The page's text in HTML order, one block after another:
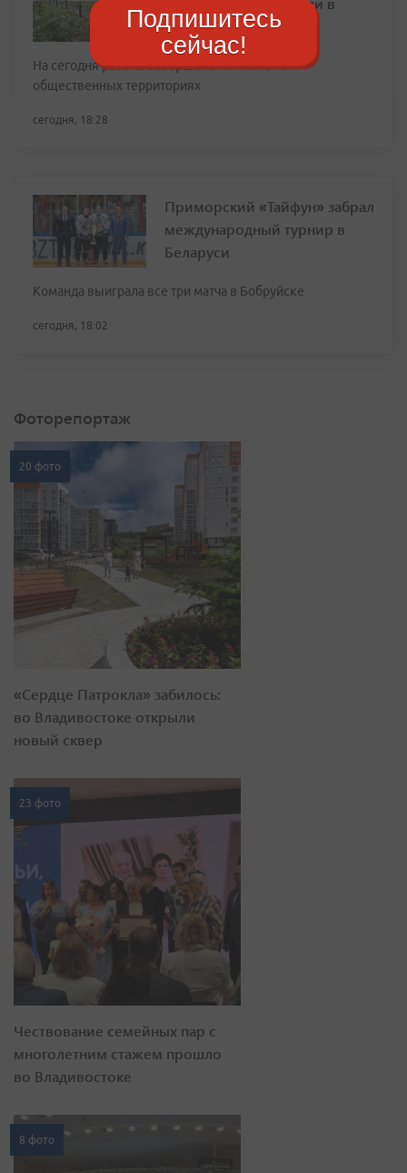
Приморье
На сегодня работы завершены почти на 40
общественных территориях
сегодня, 18:28
Приморский «Тайфун» забрал
международный турнир в
Беларуси
Команда выиграла все три матча в Бобруйске
сегодня, 18:02
Фоторепортаж
20 фото
«Сердце Патрокла» забилось:
во Владивостоке открыли
новый сквер
23 фото
Чествование семейных пар с
многолетним стажем прошло
во Владивостоке
8 фото
Подпишитесь
сейчас!